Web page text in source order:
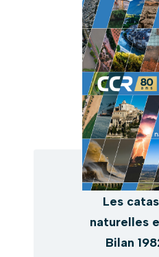
Les
naturelles
Bilan